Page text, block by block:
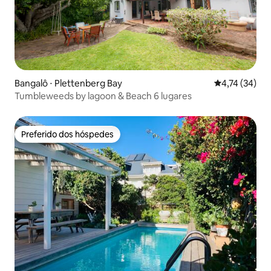
Bangalô ⋅ Plettenberg Bay 4,74 de uma
4,74 (34)
Tumbleweeds by lagoon & Beach 6 lugares
Preferido dos hóspedes
Preferido dos hóspedes